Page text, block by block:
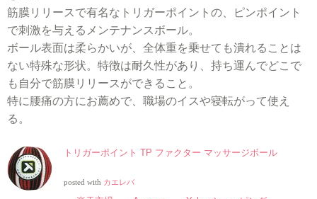
筋膜リリースで有名なトリガーポイントの、ピンポイント
で刺激を与えるメンテナンスボール。
ボール表面は柔らかいが、全体重を乗せても潰れることは
ない特殊な形状。特徴は耐久性があり、持ち運んでどこで
も自分で筋膜リリースができること。
特に腰痛の方にお薦めで、職場のイスや寝転がって使え
る。
トリガーポイント TP ファクター マッサージボール
posted with カエレバ